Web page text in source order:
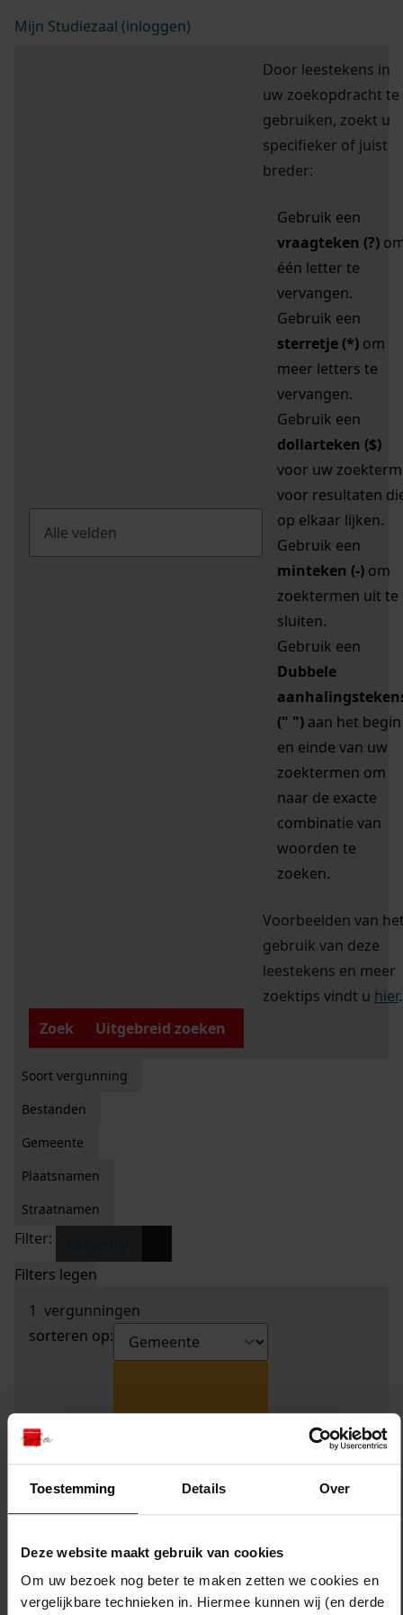
Toestemming Details Over
Deze website maakt gebruik van cookies
Om uw bezoek nog beter te maken zetten we cookies en
vergelijkbare technieken in. Hiermee kunnen wij (en derde
Mijn Studiezaal (inloggen)
Door leestekens in
uw zoekopdracht te
gebruiken, zoekt u
specifieker of juist
breder:
Gebruik een
vraagteken (?)
één letter te
vervangen.
Gebruik een
sterretje (*) om
meer letters te
vervangen.
Gebruik een
dollarteken ($)
voor uw zoekterm
voor resultaten
op elkaar lijken.
Gebruik een
minteken (-) om
zoektermen uit te
sluiten.
Gebruik een
Dubbele
(" ") aan het begin
en einde van uw
zoektermen om
naar de exacte
combinatie van
woorden te
zoeken.
Voorbeelden van
gebruik van deze
leestekens en meer
zoektips vindt u hier.
Zoek
Uitgebreid zoeken
Soort vergunning
Bestanden
Gemeente
Plaatsnamen
Straatnamen
Filter:
Filters legen
1 vergunningen
sorteren op: